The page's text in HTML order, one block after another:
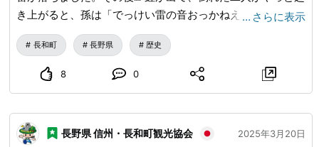
き上がると、孫は「でっけい雷の音おっかねえ」とおじいさ
んの足にしがみつきました😮 孫の耳が聞こえるようにな
り、とびあがって喜んだおじいさんは家宝のお椀をお供えし
ました👏 当時、反対の言葉を使うならわしがあり「きかず
… さらに表示
長和町 長野県 歴史
8 0
長野県 信州・長和町観光協会 2025年3月20日